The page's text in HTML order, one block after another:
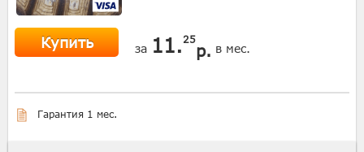
Купить за 11. 25
р. в мес.
Гарантия 1 мес.